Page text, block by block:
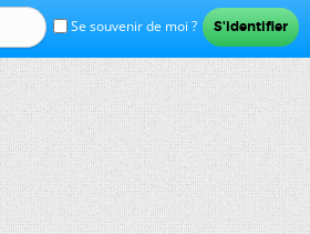
Se souvenir de moi ?